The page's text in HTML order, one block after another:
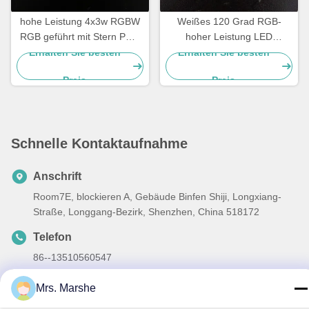
hohe Leistung 4x3w RGBW
RGB geführt mit Stern PWB
für Stadiums-Licht, 120 Grad
Erhalten Sie besten
Preis
Weißes 120 Grad RGB-
hoher Leistung LED
kühles/natürliches Weiß für
Erhalten Sie besten
Preis
Schnelle Kontaktaufnahme
Anschrift
Room7E, blockieren A, Gebäude Binfen Shiji, Longxiang-
Straße, Longgang-Bezirk, Shenzhen, China 518172
Telefon
86--13510560547
E-Mail-Adresse
Mrs. Marshe